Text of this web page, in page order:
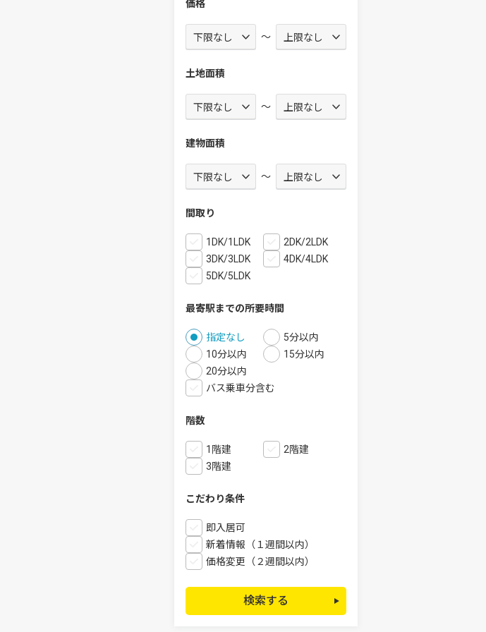
価格
～
土地面積
～
建物面積
～
間取り
1DK/1LDK
2DK/2LDK
3DK/3LDK
4DK/4LDK
5DK/5LDK
最寄駅までの所要時間
指定なし
5分以内
10分以内
15分以内
20分以内
バス乗車分含む
階数
1階建
2階建
3階建
こだわり条件
即入居可
新着情報（１週間以内）
価格変更（２週間以内）
検索する